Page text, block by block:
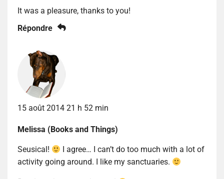
It was a pleasure, thanks to you!
Répondre
15 août 2014 21 h 52 min
Melissa (Books and Things)
Seusical!
I agree… I can’t do too much with a lot of
activity going around. I like my sanctuaries.